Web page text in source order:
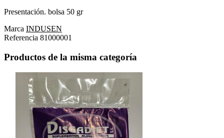
Presentación. bolsa 50 gr
Marca INDUSEN
Referencia 81000001
Productos de la misma categoría